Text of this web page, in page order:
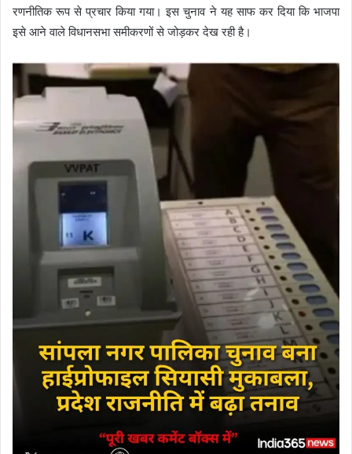
रणनीतिक रूप से प्रचार किया गया। इस चुनाव ने यह साफ कर दिया कि भाजपा
इसे आने वाले विधानसभा समीकरणों से जोड़कर देख रही है।